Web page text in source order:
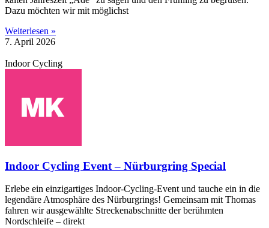
Dazu möchten wir mit möglichst
Weiterlesen »
7. April 2026
Indoor Cycling
Indoor Cycling Event – Nürburgring Special
Erlebe ein einzigartiges Indoor-Cycling-Event und tauche ein in die
legendäre Atmosphäre des Nürburgrings! Gemeinsam mit Thomas
fahren wir ausgewählte Streckenabschnitte der berühmten
Nordschleife – direkt